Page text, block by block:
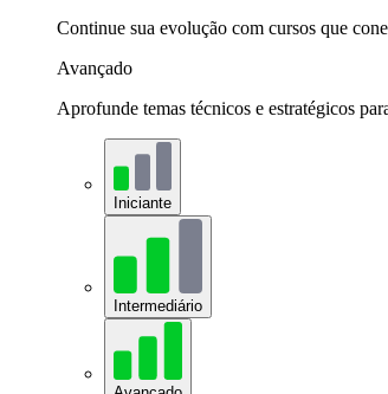
Continue sua evolução com cursos que
Avançado
Aprofunde temas técnicos e estratégicos
Iniciante
Intermediário